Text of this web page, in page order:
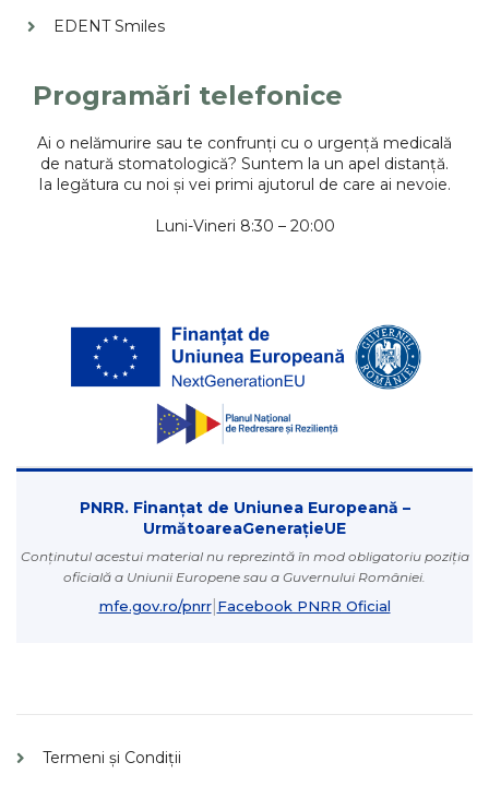
EDENT Smiles
Programări telefonice
Ai o nelămurire sau te confrunți cu o urgență medicală
de natură stomatologică? Suntem la un apel distanță.
Ia legătura cu noi și vei primi ajutorul de care ai nevoie.
Luni-Vineri 8:30 – 20:00
PNRR. Finanțat de Uniunea Europeană –
UrmătoareaGenerațieUE
Conținutul acestui material nu reprezintă în mod obligatoriu poziția
oficială a Uniunii Europene sau a Guvernului României.
mfe.gov.ro/pnrr| Facebook PNRR Oficial
Termeni și Condiții